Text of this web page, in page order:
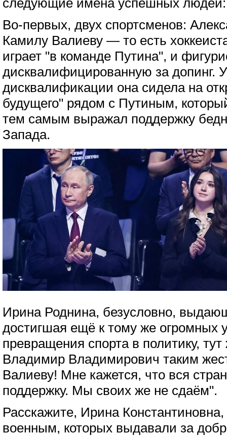
следующие имена успешных людей:
Во-первых, двух спортсменов:
Камилу Валиеву — то есть
играет "в команде Путина", и
дисквалифицированную за допинг.
дисквалификации она сидела на
будущего" рядом с Путиным,
тем самым выражал поддержку
Запада.
Ирина Роднина, безусловно,
достигшая ещё к тому же огромных
превращения спорта в политику,
Владимир Владимирович таким
Валиеву! Мне кажется, что вся
поддержку. Мы своих же не сдаём".
Расскажите, Ирина
военным, которых выдавали за